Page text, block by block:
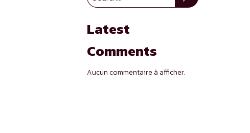
Latest
Comments
Aucun commentaire à afficher.